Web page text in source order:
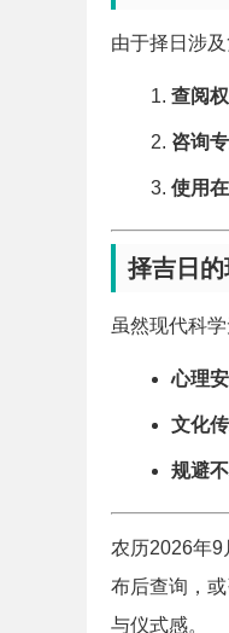
由于择日涉
查阅
咨询
使用
择吉日的
虽然现代科
心理
文化
规避
农历2026年9
布后查询，
与仪式感。